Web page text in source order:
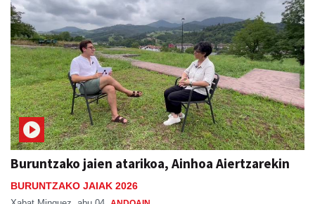
Buruntzako jaien atarikoa, Ainhoa Aiertzarekin
BURUNTZAKO JAIAK 2026